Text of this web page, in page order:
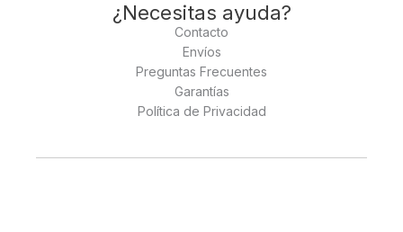
¿Necesitas ayuda?
Contacto
Envíos
Preguntas Frecuentes
Garantías
Política de Privacidad